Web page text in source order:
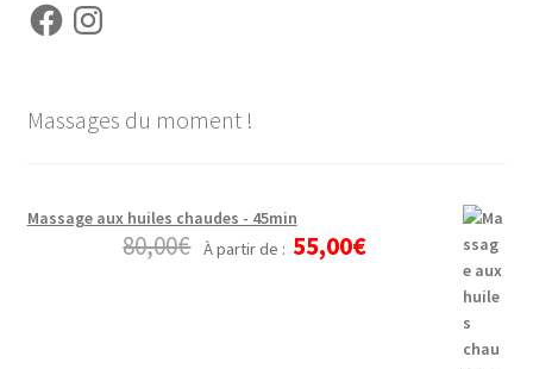
FacebookInstagram
Massages du moment !
Massage aux huiles chaudes - 45min
80,00€ À partir de : 55,00€